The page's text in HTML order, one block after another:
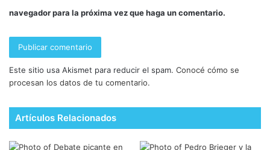
navegador para la próxima vez que haga un comentario.
Este sitio usa Akismet para reducir el spam. Conocé cómo se
procesan los datos de tu comentario.
Artículos Relacionados